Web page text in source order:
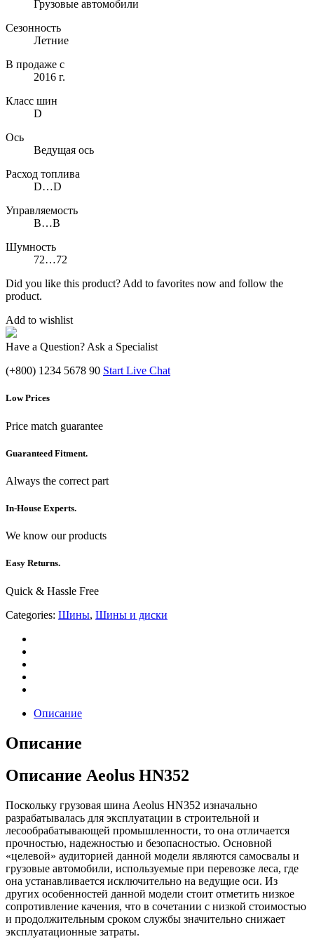
Грузовые автомобили
Сезонность
Летние
В продаже с
2016 г.
Класс шин
D
Ось
Ведущая ось
Расход топлива
D…D
Управляемость
B…B
Шумность
72…72
Did you like this product? Add to favorites now and follow the
product.
Add to wishlist
Have a Question? Ask a Specialist
(+800) 1234 5678 90 Start Live Chat
Low Prices
Price match guarantee
Guaranteed Fitment.
Always the correct part
In-House Experts.
We know our products
Easy Returns.
Quick & Hassle Free
Categories: Шины, Шины и диски
Описание
Описание
Описание Aeolus HN352
Поскольку грузовая шина Aeolus HN352 изначально
разрабатывалась для эксплуатации в строительной и
лесообрабатывающей промышленности, то она отличается
прочностью, надежностью и безопасностью. Основной
«целевой» аудиторией данной модели являются самосвалы и
грузовые автомобили, используемые при перевозке леса, где
она устанавливается исключительно на ведущие оси. Из
других особенностей данной модели стоит отметить низкое
сопротивление качения, что в сочетании с низкой стоимостью
и продолжительным сроком службы значительно снижает
эксплуатационные затраты.